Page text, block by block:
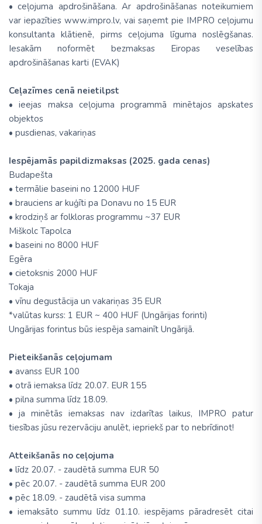
• ceļojuma apdrošināšana. Ar apdrošināšanas noteikumiem
var iepazīties www.impro.lv, vai saņemt pie IMPRO ceļojumu
konsultanta klātienē, pirms ceļojuma līguma noslēgšanas.
Iesakām noformēt bezmaksas Eiropas veselības
apdrošināšanas karti (EVAK)
Ceļazīmes cenā neietilpst
• ieejas maksa ceļojuma programmā minētajos apskates
objektos
• pusdienas, vakariņas
Iespējamās papildizmaksas (2025. gada cenas)
Budapešta
• termālie baseini no 12000 HUF
• brauciens ar kuģīti pa Donavu no 15 EUR
• krodziņš ar folkloras programmu ~37 EUR
Miškolc Tapolca
• baseini no 8000 HUF
Egēra
• cietoksnis 2000 HUF
Tokaja
• vīnu degustācija un vakariņas 35 EUR
*valūtas kurss: 1 EUR ~ 400 HUF (Ungārijas forinti)
Ungārijas forintus būs iespēja samainīt Ungārijā.
Pieteikšanās ceļojumam
• avanss EUR 100
• otrā iemaksa līdz 20.07. EUR 155
• pilna summa līdz 18.09.
• ja minētās iemaksas nav izdarītas laikus, IMPRO patur
tiesības jūsu rezervāciju anulēt, iepriekš par to nebrīdinot!
Atteikšanās no ceļojuma
• līdz 20.07. - zaudētā summa EUR 50
• pēc 20.07. - zaudētā summa EUR 200
• pēc 18.09. - zaudētā visa summa
• iemaksāto summu līdz 01.10. iespējams pāradresēt citai